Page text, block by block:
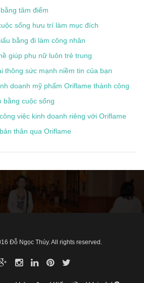
tâm điểm
sống hưu trí làm mục đích
bằng đi làm công nhân
giúp phụ nữ luôn trẻ trung
thông sức mạnh niềm tin của bạn
doanh mỹ phẩm Oriflame thành công
bằng cuộc sống
việc kinh doanh riêng với Oriflame
thân qua Oriflame
Đỗ Ngọc Thúy. All rights reserved.